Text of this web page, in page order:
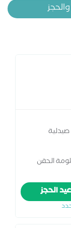
صيدلية
الحقن
الحجز